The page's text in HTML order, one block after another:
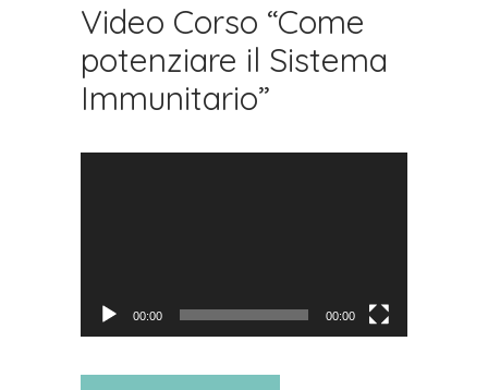
Video Corso “Come
potenziare il Sistema
Immunitario”
00:00 00:00